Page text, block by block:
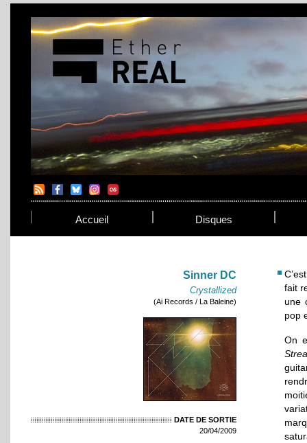
Accueil Disques
Sinner DC
Crystallized
(Ai Records / La Baleine)
DATE DE SORTIE
20/04/2009
fait
une
pop
On